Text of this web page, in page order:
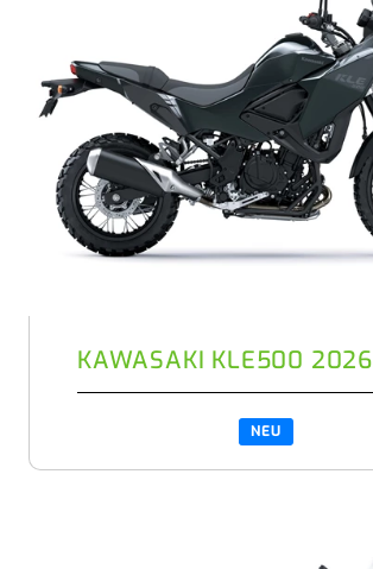
KAWASAKI KLE500 2026
NEU